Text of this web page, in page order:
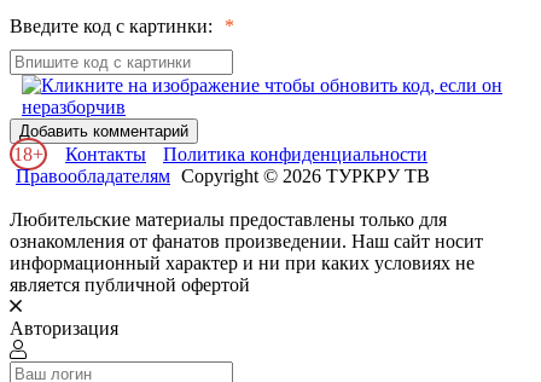
Введите код с картинки:
Добавить комментарий
18+ Контакты
Политика конфиденциальности
Правообладателям Copyright © 2026 ТУРКРУ ТВ
Любительские материалы предоставлены только для
ознакомления от фанатов произведении. Наш сайт носит
информационный характер и ни при каких условиях не
является публичной офертой
Авторизация